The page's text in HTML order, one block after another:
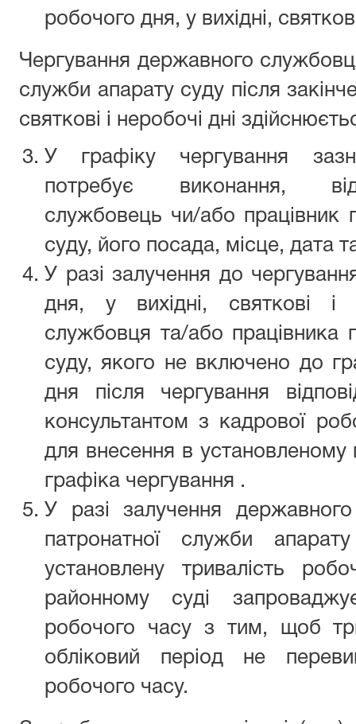
робочого дня, у вихідні,
Чергування державного
служби апарату суду після
святкові і неробочі дні
У графіку чергування
потребує виконання,
службовець чи/або працівник
суду, його посада, місце, дата
У разі залучення до
дня, у вихідні, святкові і
службовця та/або працівника
суду, якого не включено до
дня після чергування
консультантом з кадрової
для внесення в установленому
графіка чергування .
У разі залучення
патронатної служби
установлену тривалість
районному суді
робочого часу з тим, щоб
обліковий період не
робочого часу.